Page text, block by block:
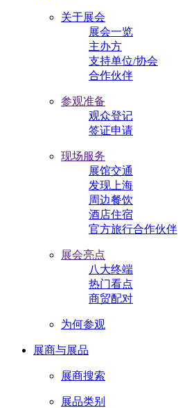
关于展会
展会一览
主办方
支持单位/协会
合作伙伴
参观准备
观众登记
签证申请
现场服务
展馆交通
发现上海
周边餐饮
酒店住宿
官方旅行合作伙伴
展会亮点
八大终端
热门看点
商贸配对
为何参观
展商与展品
展商搜索
展品类别